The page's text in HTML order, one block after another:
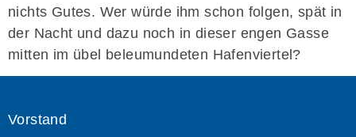
nichts Gutes. Wer würde ihm schon folgen, spät in
der Nacht und dazu noch in dieser engen Gasse
mitten im übel beleumundeten Hafenviertel?
Vorstand